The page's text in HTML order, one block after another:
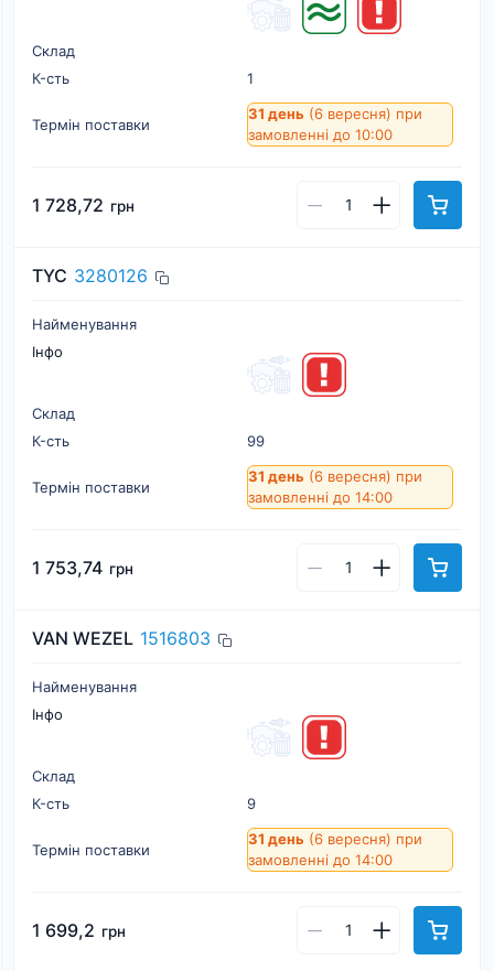
Склад
К-cть
1
Термін поставки
31 день (6 вересня) при
замовленні до 10:00
1 728,72 грн
TYC 3280126
Найменування
Інфо
Склад
К-cть
99
Термін поставки
31 день (6 вересня) при
замовленні до 14:00
1 753,74 грн
VAN WEZEL 1516803
Найменування
Інфо
Склад
К-cть
9
Термін поставки
31 день (6 вересня) при
замовленні до 14:00
1 699,2 грн